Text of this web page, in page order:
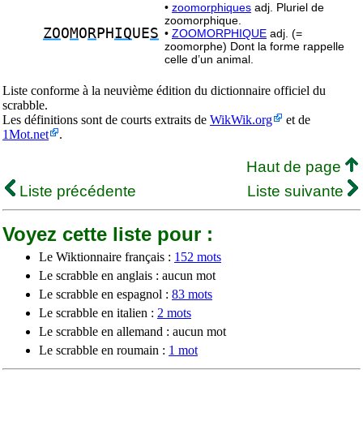
ZOOMO RPH IQUES
• zoomorphiques adj. Pluriel de
zoomorphique.
• ZOOMORPHIQUE adj. (=
zoomorphe) Dont la forme rappelle
celle d’un animal.
Liste conforme à la neuvième édition du dictionnaire officiel du
scrabble.
Les définitions sont de courts extraits de WikWik.org
et de
1Mot.net
.
Haut de page
Liste précédente
Liste suivante
Voyez cette liste pour :
Le Wiktionnaire français : 152 mots
Le scrabble en anglais : aucun mot
Le scrabble en espagnol : 83 mots
Le scrabble en italien : 2 mots
Le scrabble en allemand : aucun mot
Le scrabble en roumain : 1 mot